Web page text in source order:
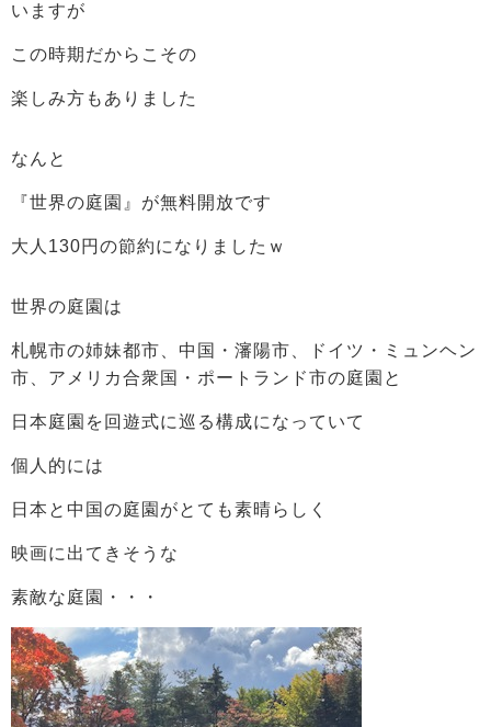
いますが
この時期だからこその
楽しみ方もありました
なんと
『世界の庭園』が無料開放です
大人130円の節約になりましたｗ
世界の庭園は
札幌市の姉妹都市、中国・瀋陽市、ドイツ・ミュンヘン
市、アメリカ合衆国・ポートランド市の庭園と
日本庭園を回遊式に巡る構成になっていて
個人的には
日本と中国の庭園がとても素晴らしく
映画に出てきそうな
素敵な庭園・・・